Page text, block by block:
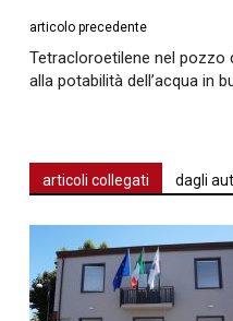
articolo precedente
Tetracloroetilene nel pozzo
alla potabilità dell’acqua in
articoli collegati dagli